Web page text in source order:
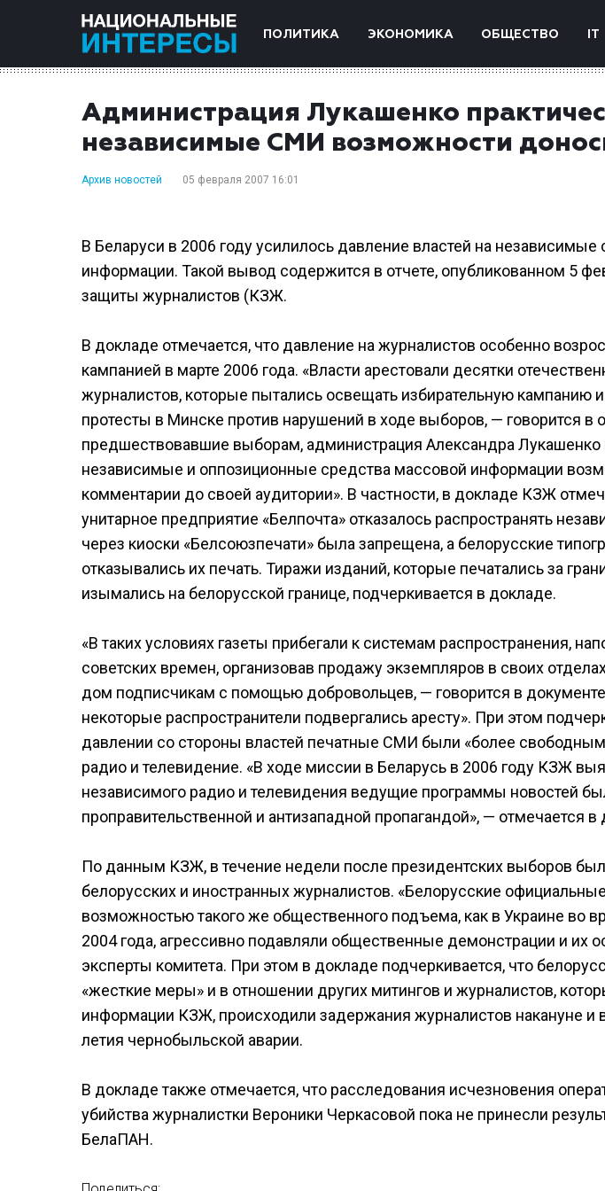
ПОЛИТИКА ЭКОНОМИКА ОБЩЕСТВО IT
Администрация Лукашенко
независимые СМИ возможности
Архив новостей 05 февраля 2007 16:01
В Беларуси в 2006 году усилилось давление властей на независимые
информации. Такой вывод содержится в отчете, опубликованном 5
защиты журналистов (КЗЖ.
В докладе отмечается, что давление на журналистов особенно
кампанией в марте 2006 года. «Власти арестовали десятки
журналистов, которые пытались освещать избирательную кампанию
протесты в Минске против нарушений в ходе выборов, — говорится в
предшествовавшие выборам, администрация Александра Лукашенко
независимые и оппозиционные средства массовой информации
комментарии до своей аудитории». В частности, в докладе КЗЖ
унитарное предприятие «Белпочта» отказалось распространять
через киоски «Белсоюзпечати» была запрещена, а белорусские
отказывались их печать. Тиражи изданий, которые печатались за
изымались на белорусской границе, подчеркивается в докладе.
«В таких условиях газеты прибегали к системам распространения,
советских времен, организовав продажу экземпляров в своих
дом подписчикам с помощью добровольцев, — говорится в
некоторые распространители подвергались аресту». При этом
давлении со стороны властей печатные СМИ были «более
радио и телевидение. «В ходе миссии в Беларусь в 2006 году КЗЖ
независимого радио и телевидения ведущие программы новостей
проправительственной и антизападной пропагандой», — отмечается в
По данным КЗЖ, в течение недели после президентских выборов
белорусских и иностранных журналистов. «Белорусские
возможностью такого же общественного подъема, как в Украине во
2004 года, агрессивно подавляли общественные демонстрации и их
эксперты комитета. При этом в докладе подчеркивается, что
«жесткие меры» и в отношении других митингов и журналистов,
информации КЗЖ, происходили задержания журналистов накануне и
летия чернобыльской аварии.
В докладе также отмечается, что расследования исчезновения
убийства журналистки Вероники Черкасовой пока не принесли
БелаПАН.